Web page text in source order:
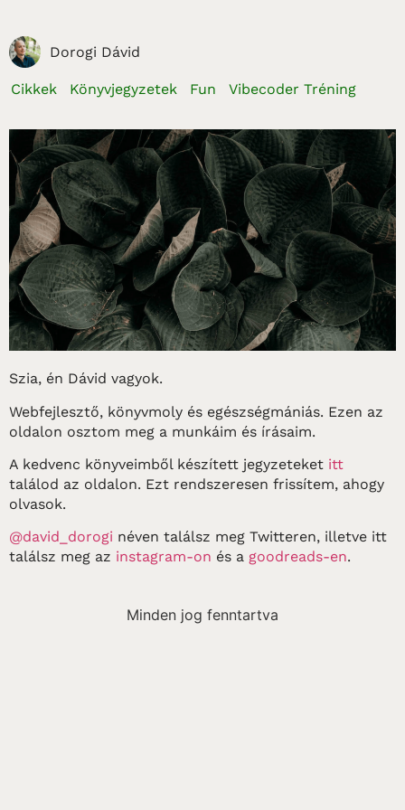
Dorogi Dávid
Cikkek Könyvjegyzetek Fun Vibecoder Tréning
Szia, én Dávid vagyok.
Webfejlesztő, könyvmoly és egészségmániás. Ezen az
oldalon osztom meg a munkáim és írásaim.
A kedvenc könyveimből készített jegyzeteket itt
találod az oldalon. Ezt rendszeresen frissítem, ahogy
olvasok.
@david_dorogi néven találsz meg Twitteren, illetve itt
találsz meg az instagram-on és a goodreads-en.
Minden jog fenntartva